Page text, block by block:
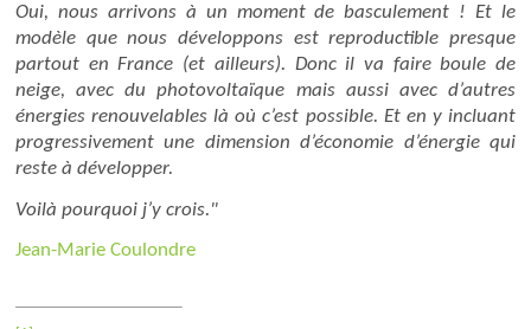
Oui, nous arrivons à un moment de basculement ! Et le
modèle que nous développons est reproductible presque
partout en France (et ailleurs). Donc il va faire boule de
neige, avec du photovoltaïque mais aussi avec d’autres
énergies renouvelables là où c’est possible. Et en y incluant
progressivement une dimension d’économie d’énergie qui
reste à développer.
Voilà pourquoi j’y crois."
Jean-Marie Coulondre